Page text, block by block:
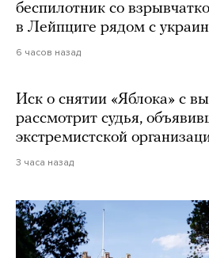
беспилотник со
в Лейпциге рядом с
6 часов назад
Иск о снятии «Яблока» с
рассмотрит судья,
экстремистской
3 часа назад